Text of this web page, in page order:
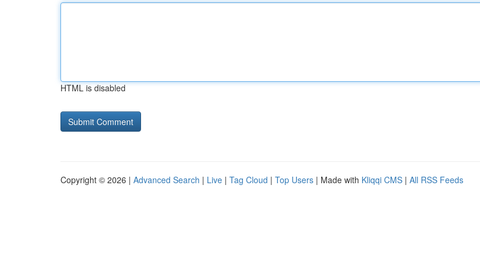
HTML is disabled
Copyright © 2026 | Advanced Search | Live | Tag Cloud | Top Users | Made with Kliqqi CMS | All RSS Feeds